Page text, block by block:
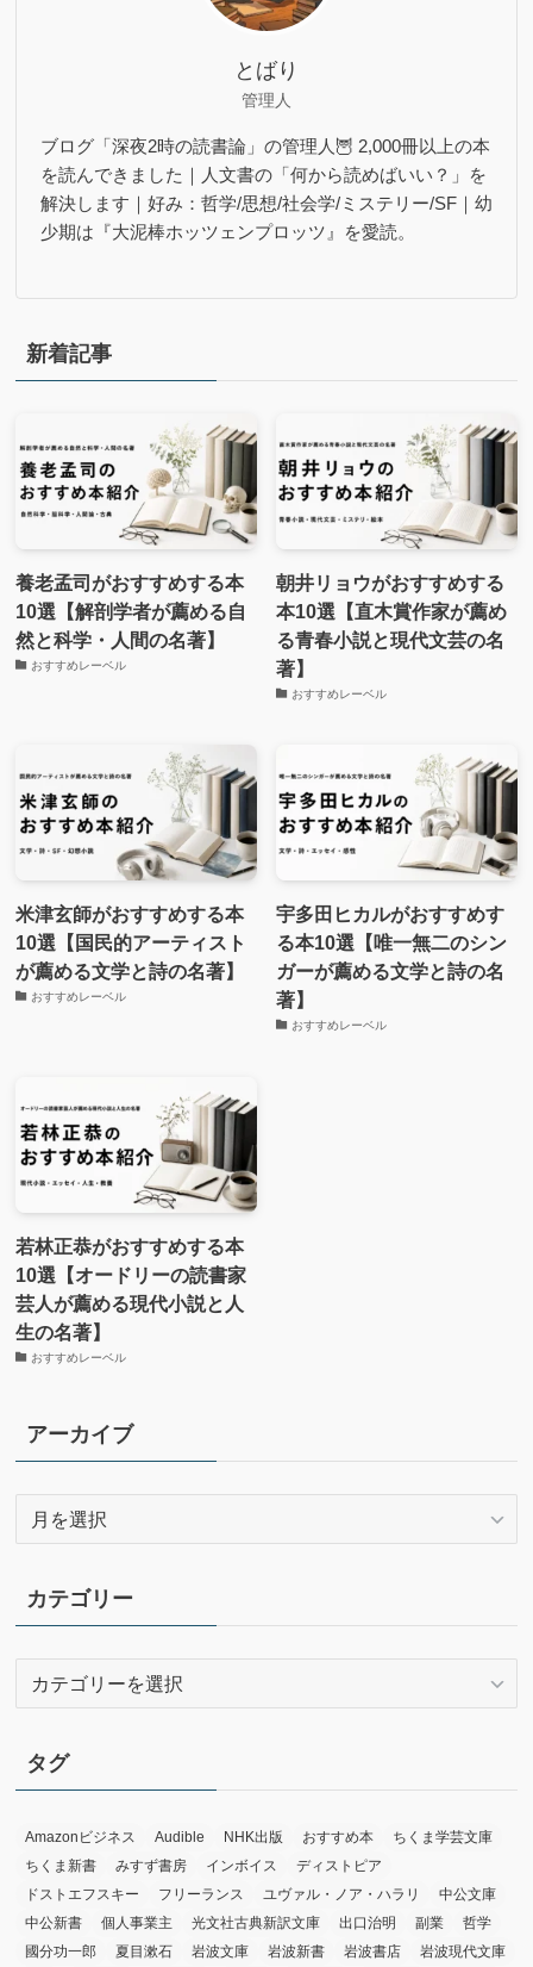
とばり
管理人
ブログ「深夜2時の読書論」の管理人🦉 2,000冊以上の本
を読んできました｜人文書の「何から読めばいい？」を
解決します｜好み：哲学/思想/社会学/ミステリー/SF｜幼
少期は『大泥棒ホッツェンプロッツ』を愛読。
新着記事
養老孟司がおすすめする本
10選【解剖学者が薦める自
然と科学・人間の名著】
おすすめレーベル
朝井リョウがおすすめする
本10選【直木賞作家が薦め
る青春小説と現代文芸の名
著】
おすすめレーベル
米津玄師がおすすめする本
10選【国民的アーティスト
が薦める文学と詩の名著】
おすすめレーベル
宇多田ヒカルがおすすめす
る本10選【唯一無二のシン
ガーが薦める文学と詩の名
著】
おすすめレーベル
若林正恭がおすすめする本
10選【オードリーの読書家
芸人が薦める現代小説と人
生の名著】
おすすめレーベル
アーカイブ
イ
ブ
カテゴリー
リ
ー
タグ
Amazonビジネス Audible NHK出版 おすすめ本
ちくま学芸文庫
ちくま新書
みすず書房 インボイス
ディストピア
ドストエフスキー
フリーランス ユヴァル・ノア・ハラリ
中公文庫
中公新書
個人事業主 光文社古典新訳文庫 出口治明 副業
哲学
國分功一郎
夏目漱石 岩波文庫 岩波新書 岩波書店 岩波現代文庫